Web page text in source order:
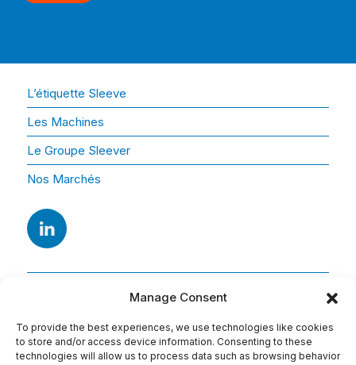
Manage Consent
To provide the best experiences, we use technologies like cookies
to store and/or access device information. Consenting to these
technologies will allow us to process data such as browsing behavior
L’étiquette Sleeve
Les Machines
Le Groupe Sleever
Nos Marchés